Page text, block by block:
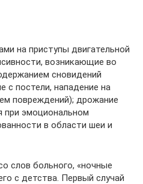
на приступы двигательной
возникающие во
сновидений
с постели, нападение на
повреждений); дрожание
при эмоциональном
в области шеи и
слов больного, «ночные
с детства. Первый случай